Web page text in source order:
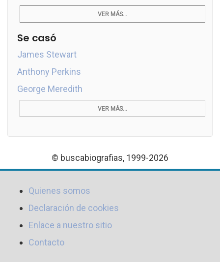
VER MÁS...
Se casó
James Stewart
Anthony Perkins
George Meredith
VER MÁS...
© buscabiografias, 1999-2026
Quienes somos
Declaración de cookies
Enlace a nuestro sitio
Contacto